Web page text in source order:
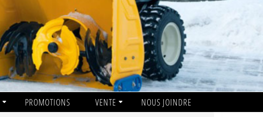
PROMOTIONS VENTE NOUS JOINDRE